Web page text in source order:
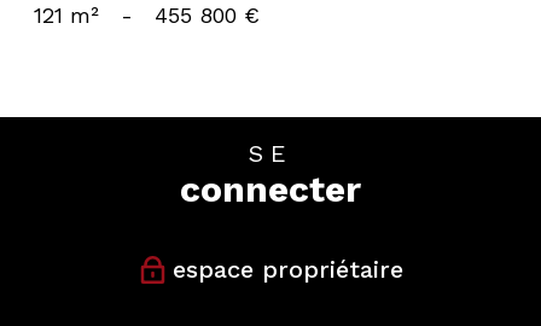
121 m² - 455 800 €
SE
connecter
espace propriétaire